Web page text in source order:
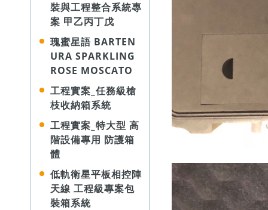
裝與工程整合系統專
案 甲乙丙丁戊
瑰蜜星語 BARTEN
URA SPARKLING
ROSE MOSCATO
工程實案_任務級槍
枝收納箱系統
工程實案_特大型 高
階設備專用 防護箱
體
低軌衛星平板相控陣
天線 工程級專案包
裝箱系統